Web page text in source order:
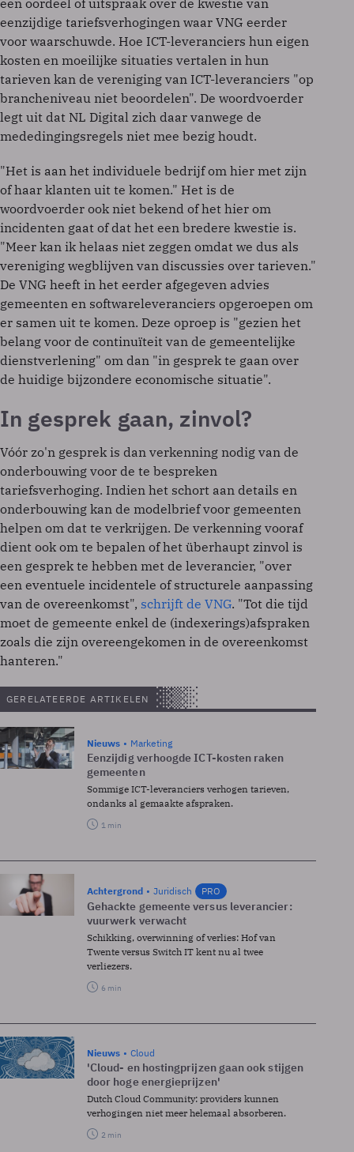
een oordeel of uitspraak over de kwestie van
eenzijdige tariefsverhogingen waar VNG eerder
voor waarschuwde. Hoe ICT-leveranciers hun eigen
kosten en moeilijke situaties vertalen in hun
tarieven kan de vereniging van ICT-leveranciers "op
brancheniveau niet beoordelen". De woordvoerder
legt uit dat NL Digital zich daar vanwege de
mededingingsregels niet mee bezig houdt.
"Het is aan het individuele bedrijf om hier met zijn
of haar klanten uit te komen." Het is de
woordvoerder ook niet bekend of het hier om
incidenten gaat of dat het een bredere kwestie is.
"Meer kan ik helaas niet zeggen omdat we dus als
vereniging wegblijven van discussies over tarieven."
De VNG heeft in het eerder afgegeven advies
gemeenten en softwareleveranciers opgeroepen om
er samen uit te komen. Deze oproep is "gezien het
belang voor de continuïteit van de gemeentelijke
dienstverlening" om dan "in gesprek te gaan over
de huidige bijzondere economische situatie".
In gesprek gaan, zinvol?
Vóór zo'n gesprek is dan verkenning nodig van de
onderbouwing voor de te bespreken
tariefsverhoging. Indien het schort aan details en
onderbouwing kan de modelbrief voor gemeenten
helpen om dat te verkrijgen. De verkenning vooraf
dient ook om te bepalen of het überhaupt zinvol is
een gesprek te hebben met de leverancier, "over
een eventuele incidentele of structurele aanpassing
van de overeenkomst", schrijft de VNG. "Tot die tijd
moet de gemeente enkel de (indexerings)afspraken
zoals die zijn overeengekomen in de overeenkomst
hanteren."
GERELATEERDE ARTIKELEN
Nieuws Marketing
Eenzijdig verhoogde ICT-kosten raken
gemeenten
Sommige ICT-leveranciers verhogen tarieven,
ondanks al gemaakte afspraken.
1 min
Achtergrond Juridisch PRO
Gehackte gemeente versus leverancier:
vuurwerk verwacht
Schikking, overwinning of verlies: Hof van
Twente versus Switch IT kent nu al twee
verliezers.
6 min
Nieuws Cloud
'Cloud- en hostingprijzen gaan ook stijgen
door hoge energieprijzen'
Dutch Cloud Community: providers kunnen
verhogingen niet meer helemaal absorberen.
2 min